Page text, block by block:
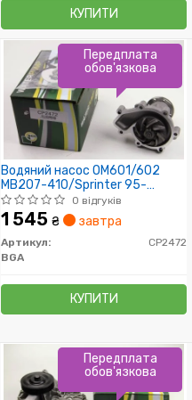
КУПИТИ
Водяний насос OM601/602
MB207-410/Sprinter 95-
00/Vito 96-990 відгуків
1 545 ₴ завтра
Артикул:
CP2472
BGA
КУПИТИ
Передплата
обов'язкова
Передплата
обов'язкова